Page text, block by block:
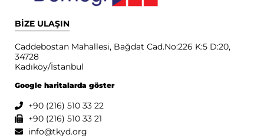
BİZE ULAŞIN
Caddebostan Mahallesi, Bağdat Cad.No:226 K:5 D:20,
34728
Kadıköy/İstanbul
Google haritalarda göster
+90 (216) 510 33 22
+90 (216) 510 33 21
info@tkyd.org